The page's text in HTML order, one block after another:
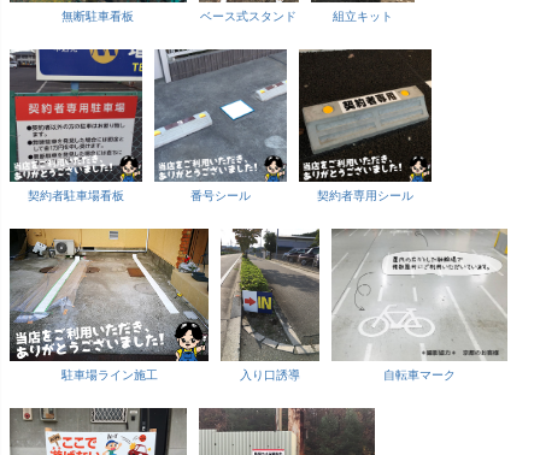
無断駐車看板 ベース式スタンド 組立キット
契約者駐車場看板 番号シール 契約者専用シール
駐車場ライン施工 入り口誘導 自転車マーク